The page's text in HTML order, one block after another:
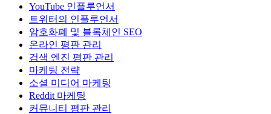
YouTube 인플루언서
트위터의 인플루언서
암호화폐 및 블록체인 SEO
온라인 평판 관리
검색 엔진 평판 관리
마케팅 전략
소셜 미디어 마케팅
Reddit 마케팅
커뮤니티 평판 관리